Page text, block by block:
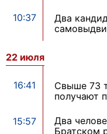
10:37
Два
22 июля
16:41
Свыше 73
получают
15:57
Два
Братском